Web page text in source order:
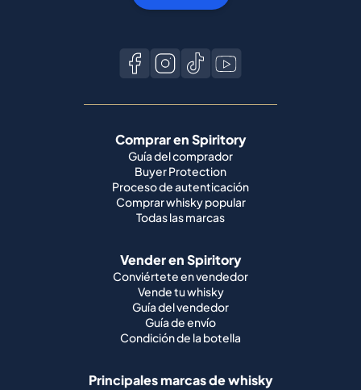
Comprar en Spiritory
Guía del comprador
Buyer Protection
Proceso de autenticación
Comprar whisky popular
Todas las marcas
Vender en Spiritory
Conviértete en vendedor
Vende tu whisky
Guía del vendedor
Guía de envío
Condición de la botella
Principales marcas de whisky